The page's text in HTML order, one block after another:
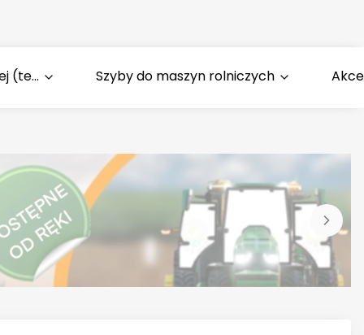
(te... Szyby do maszyn rolniczych